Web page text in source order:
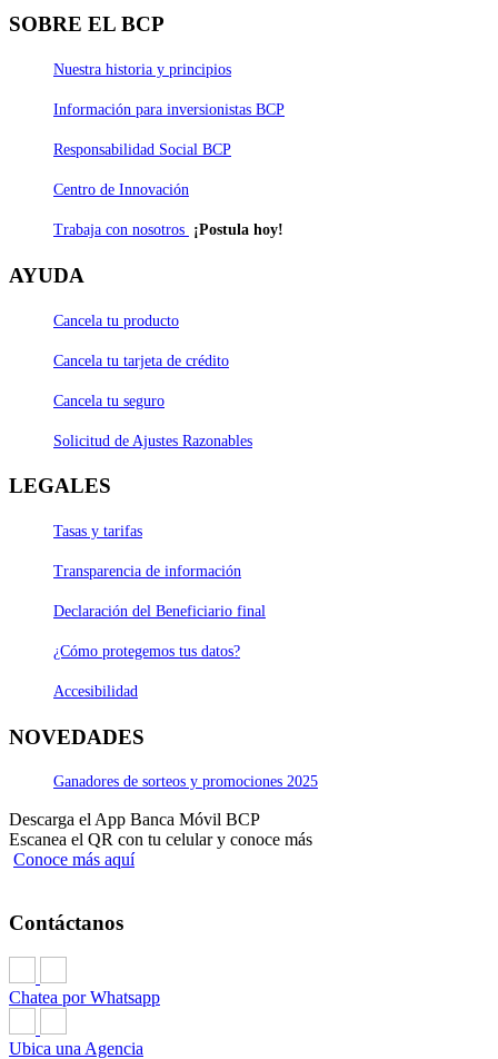
SOBRE EL BCP
Nuestra historia y principios
Información para inversionistas BCP
Responsabilidad Social BCP
Centro de Innovación
Trabaja con nosotros ¡Postula hoy!
AYUDA
Cancela tu producto
Cancela tu tarjeta de crédito
Cancela tu seguro
Solicitud de Ajustes Razonables
LEGALES
Tasas y tarifas
Transparencia de información
Declaración del Beneficiario final
¿Cómo protegemos tus datos?
Accesibilidad
NOVEDADES
Ganadores de sorteos y promociones 2025
Descarga el App Banca Móvil BCP
Escanea el QR con tu celular y conoce más
Conoce más aquí
Contáctanos
Chatea por Whatsapp
Ubica una Agencia